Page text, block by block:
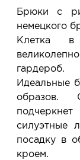
Услуга
примеряете в
покупать или
Планируйте
резерв
Брюки с
немецкого
Клетка в
гардероб.
Идеальные
образов.
силуэтные
посадку в
кроем.